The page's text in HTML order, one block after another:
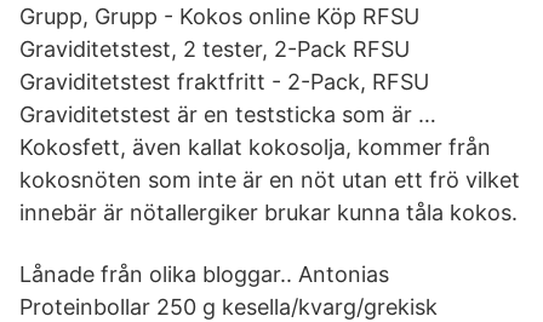
Grupp, Grupp - Kokos online Köp RFSU
Graviditetstest, 2 tester, 2-Pack RFSU
Graviditetstest fraktfritt - 2-Pack, RFSU
Graviditetstest är en teststicka som är …
Kokosfett, även kallat kokosolja, kommer från
kokosnöten som inte är en nöt utan ett frö vilket
innebär är nötallergiker brukar kunna tåla kokos.
Lånade från olika bloggar.. Antonias
Proteinbollar 250 g kesella/kvarg/grekisk